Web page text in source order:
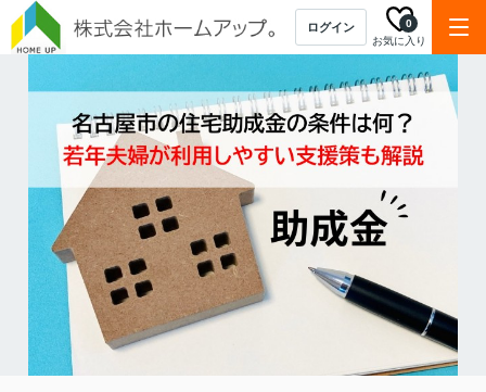
ログイン
お気に入り
0